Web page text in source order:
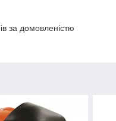
за домовленістю